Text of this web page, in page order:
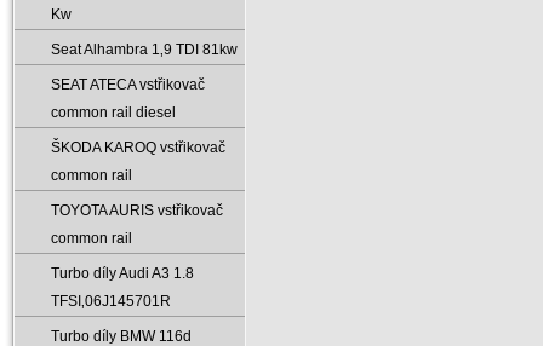
Kw
Seat Alhambra 1‚9 TDI 81kw
SEAT ATECA vstřikovač
common rail diesel
ŠKODA KAROQ vstřikovač
common rail
TOYOTA AURIS vstřikovač
common rail
Turbo díly Audi A3 1.8
TFSI‚06J145701R
Turbo díly BMW 116d